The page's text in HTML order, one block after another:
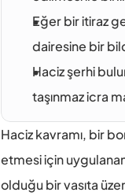
Eğer bir itiraz
dairesine bir
Haciz şerhi
taşınmaz icra
Haciz kavramı, bir
etmesi için
olduğu bir vasıta